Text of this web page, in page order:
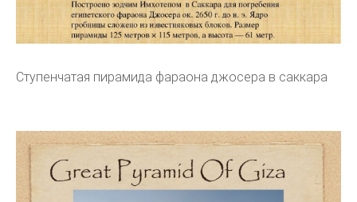
Ступенчатая пирамида фараона джосера в саккара